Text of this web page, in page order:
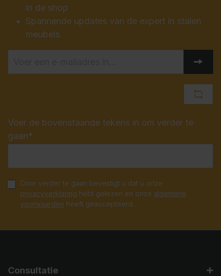
in de shop
Spannende updates van de expert in stalen
meubels.
Voer de bovenstaande tekens in om verder te
gaan*
Door verder te gaan bevestigt u dat u onze
privacyverklaring hebt gelezen en onze algemene
voorwaarden heeft geaccepteerd.
Consultatie